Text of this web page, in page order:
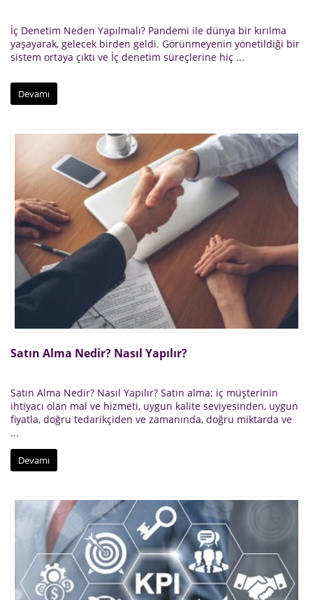
İç Denetim Neden Yapılmalı? Pandemi ile dünya bir kırılma
yaşayarak, gelecek birden geldi. Görünmeyenin yönetildiği bir
sistem ortaya çıktı ve İç denetim süreçlerine hiç ...
Devamı
Satın Alma Nedir? Nasıl Yapılır?
Satın Alma Nedir? Nasıl Yapılır? Satın alma; iç müşterinin
ihtiyacı olan mal ve hizmeti, uygun kalite seviyesinden, uygun
fiyatla, doğru tedarikçiden ve zamanında, doğru miktarda ve
...
Devamı